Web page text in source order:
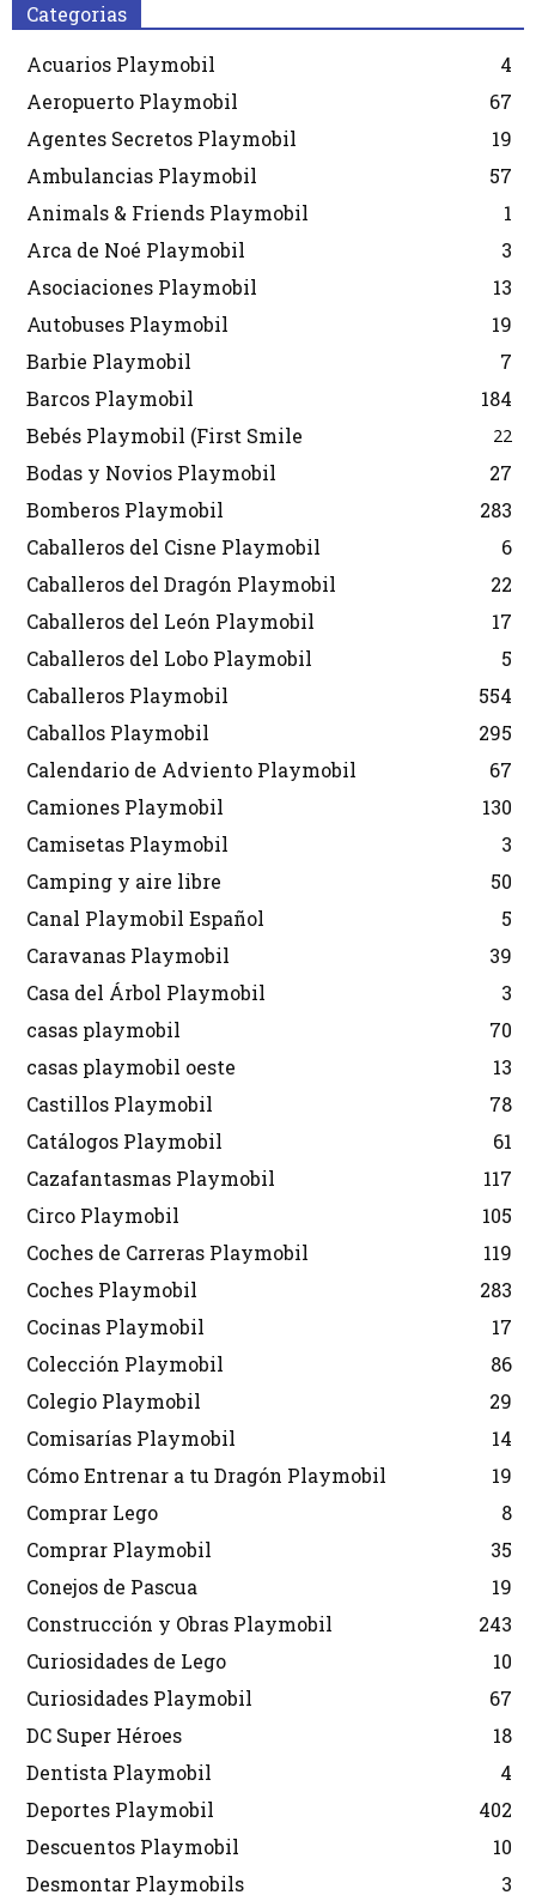
Categorias
Acuarios Playmobil
4
Aeropuerto Playmobil
67
Agentes Secretos Playmobil
19
Ambulancias Playmobil
57
Animals & Friends Playmobil
1
Arca de Noé Playmobil
3
Asociaciones Playmobil
13
Autobuses Playmobil
19
Barbie Playmobil
7
Barcos Playmobil
184
Bebés Playmobil (First Smile
22
Bodas y Novios Playmobil
27
Bomberos Playmobil
283
Caballeros del Cisne Playmobil
6
Caballeros del Dragón Playmobil
22
Caballeros del León Playmobil
17
Caballeros del Lobo Playmobil
5
Caballeros Playmobil
554
Caballos Playmobil
295
Calendario de Adviento Playmobil
67
Camiones Playmobil
130
Camisetas Playmobil
3
Camping y aire libre
50
Canal Playmobil Español
5
Caravanas Playmobil
39
Casa del Árbol Playmobil
3
casas playmobil
70
casas playmobil oeste
13
Castillos Playmobil
78
Catálogos Playmobil
61
Cazafantasmas Playmobil
117
Circo Playmobil
105
Coches de Carreras Playmobil
119
Coches Playmobil
283
Cocinas Playmobil
17
Colección Playmobil
86
Colegio Playmobil
29
Comisarías Playmobil
14
Cómo Entrenar a tu Dragón Playmobil
19
Comprar Lego
8
Comprar Playmobil
35
Conejos de Pascua
19
Construcción y Obras Playmobil
243
Curiosidades de Lego
10
Curiosidades Playmobil
67
DC Super Héroes
18
Dentista Playmobil
4
Deportes Playmobil
402
Descuentos Playmobil
10
Desmontar Playmobils
3